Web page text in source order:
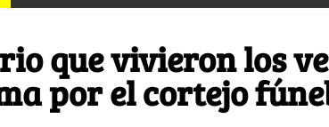
que vivieron los
por el cortejo